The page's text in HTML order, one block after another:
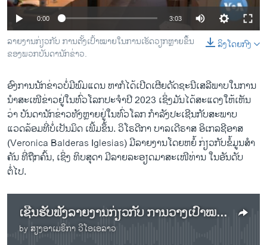
ພາສາອັງກິດ
ວີດີໂອ
ສຽງ
ລາຍງານ
ຕິດຕາມພວກເຮົາ ທີ່
ພາສາຕ່າງໆ
0:00 3:03
ລິງໂດຍກົງ
ລາຍງານກ່ຽວກັບ ການຕັ້ງເປົ້າໝາຍໃນການເຮັດວຽກຫຼາຍຂຶ້ນ
ຂອງພວກບັນດານັກຂ່າວ.
ອົງການນັກຂ່າວບໍ່ມີພົມແດນ ຫາກໍໄດ້ເປີດເຜີຍດັດຊະນີເສ​ລີ​ພາບ​ໃນການ
ນໍາສະເໜີຂ່າວຢູ່ໃນທົ່ວໂລກປະຈໍາປີ 2023 ເຊິ່ງມັນໄດ້ສະແດງໃຫ້ເຫັນ
ວ່າ ບັນດານັກຂ່າວທັງຫຼາຍຢູ່ໃນທົ່ວໂລກ ກໍາລັງປະເຊີນກັບສະພາບ
ແວດລ້ອມທີ່ບໍ່ເປັນມິດ ເພີ້ມຂຶ້ນ. ວິໂຣດີກາ ບາລເດີຣາສ ອິເກລຊີອາສ
(Veronica Balderas Iglesias) ມີລາຍງານໂດຍຫຍໍ້ ກ່ຽວກັບຂໍ້ມູນສໍາ
ຄັນ ທີ່ຖືກຄົ້ນ, ເຊິ່ງ ທິບສຸດາ ມີລາຍລະອຽດມາສະເໜີທ່ານ ໃນອັນດັບ
ຕໍ່ໄປ.
ເຊີນຮັບຟັງລາຍງານກ່ຽວກັບ ການວາງເປົ້າໝາຍໃນການເຮັດວຽກເພີ້ມຂຶ້ນ ຂອງບັນດານັກຂ່າວ.
by ສຽງອາເມຣິກາ ວີໂອເອລາວ
No media source currently available